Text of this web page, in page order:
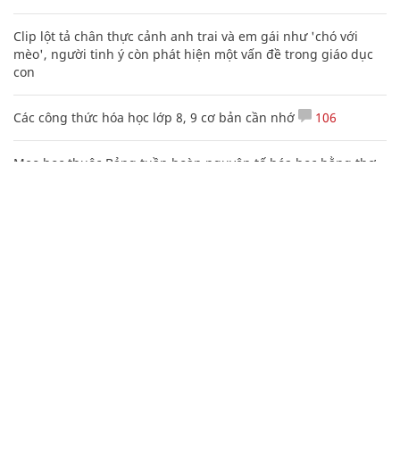
Clip lột tả chân thực cảnh anh trai và em gái như 'chó với
mèo', người tinh ý còn phát hiện một vấn đề trong giáo dục
con
Các công thức hóa học lớp 8, 9 cơ bản cần nhớ 106
Mẹo học thuộc Bảng tuần hoàn nguyên tố hóa học bằng thơ,